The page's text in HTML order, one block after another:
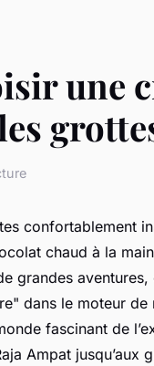
une
confortablement
chaud à la
grandes
dans le moteur de
fascinant de
Ampat